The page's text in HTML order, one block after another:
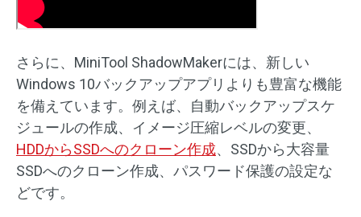
さらに、MiniTool ShadowMakerには、新しい
Windows 10バックアップアプリよりも豊富な機能
を備えています。例えば、自動バックアップスケ
ジュールの作成、イメージ圧縮レベルの変更、
HDDからSSDへのクローン作成、SSDから大容量
SSDへのクローン作成、パスワード保護の設定な
どです。